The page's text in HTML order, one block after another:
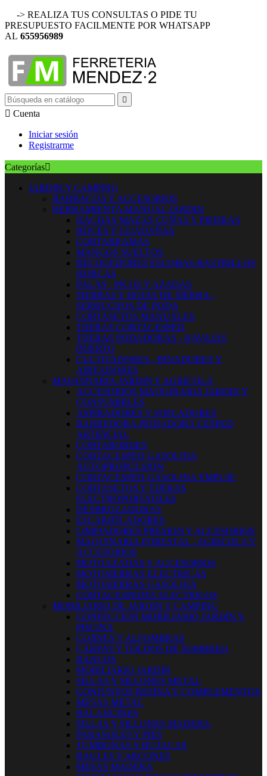
-> REALIZA TUS CONSULTAS O PIDE TU
PRESUPUESTO FACILMENTE POR WHATSAPP
AL 655956989

 Cuenta
Iniciar sesión
Registrarme
Categorías
JARDIN Y CAMPING
BARBACOA Y ACCESORIOS
HERRAMIENTA MANUAL JARDIN
HACHAS MAZAS CUÑAS Y PIEDRAS
HOCES Y GUADAÑAS
CORTARRAMAS
MANGOS SUELTOS
RECOGEDORES ESCOBAS RASTRILLOS
HORCAS
PALAS - PICOS Y AZADAS
SIERRAS Y HOJAS DE SIERRA -
SERRUCHOS DE PODA
CORTASETOS MANUALES
TIJERAS CORTACESPED
TIJERAS PODADORAS - NAVAJAS
INJERTO
CULTIVADORES - BINADORES Y
AIREADORES
MAQUINARIA JARDIN Y AGRICOLA
ACCESORIOS MAQUINARIA JARDIN Y
CONSUMIBLES
ASPIRADORES Y SOPLADORES
BARREDORA PEINADORA CESPED
ARTIFICIAL
CORTABORDES
CORTACESPED GASOLINA
AUTOPROPULSION
CORTACESPED GASOLINA EMPUJE
CORTASETOS Y TIJERAS
ELECTROPORTATILES
DESBROZADORAS
ESCARIFICADORES
LIMPIADORES PRESION Y ACCESORIOS
MAQUINARIA FORESTAL - AGRICOLA Y
ACCESORIOS
MOTOAZADAS Y ACCESORIOS
MOTOSIERRAS ELECTRICAS
MOTOSIERRAS GASOLINA
CORTACESPEDES ELECTRICOS
MOBILIARIO DE JARDIN Y CAMPING
CONFECCION MOBILIARIO JARDÍN Y
PISCINA
COJINES Y ALFOMBRAS
CARPAS Y TOLDOS DE SOMBREO
BANCOS
MOBILIARIO JARDIN
SILLAS Y SILLONES METAL
CONJUNTOS RESINA Y COMPLEMENTOS
MESAS METAL
BALANCINES
SILLAS Y SILLONES MADERA
PARASOLES Y PIES
TUMBONAS Y BUTACAS
BAULES Y ARCONES
MESAS MADERA